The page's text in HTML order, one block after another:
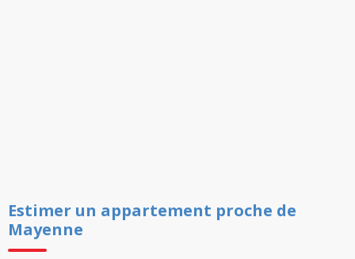
Estimer un appartement proche de
Mayenne